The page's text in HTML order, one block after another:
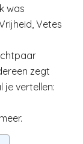
was
Vetes
zegt
je vertellen: